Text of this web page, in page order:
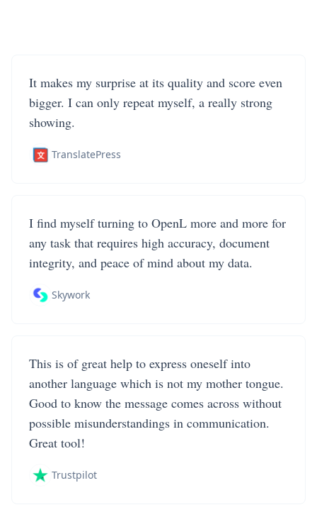
It makes my surprise at its quality and score even
bigger. I can only repeat myself, a really strong
showing.
TranslatePress
I find myself turning to OpenL more and more for
any task that requires high accuracy, document
integrity, and peace of mind about my data.
Skywork
This is of great help to express oneself into
another language which is not my mother tongue.
Good to know the message comes across without
possible misunderstandings in communication.
Great tool!
Trustpilot